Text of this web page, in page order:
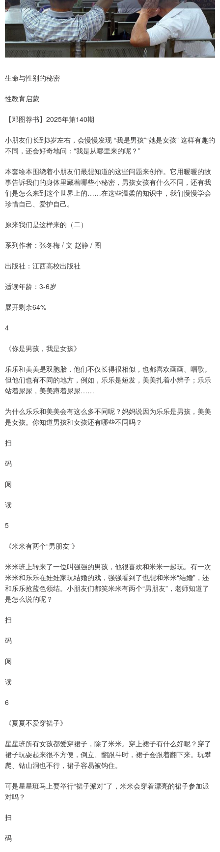
生命与性别的秘密
性教育启蒙
【邓图荐书】2025年第140期
小朋友们长到3岁左右，会慢慢发现 “我是男孩”“她是女孩” 这样有趣的
不同，还会好奇地问：“我是从哪里来的呢？”
本套绘本围绕着小朋友们最想知道的这些问题来创作。它用暖暖的故
事告诉我们的身体里藏着哪些小秘密，男孩女孩有什么不同，还有我
们是怎么来到这个世界上的……在这些温柔的知识中，我们慢慢学会
珍惜自己、爱护自己。
原来我们是这样来的（二）
系列作者：张冬梅 / 文 赵静 / 图
出版社：江西高校出版社
适读年龄：3-6岁
展开剩余64%
4
《你是男孩，我是女孩》
乐乐和美美是双胞胎，他们不仅长得很相似，也都喜欢画画、唱歌。
但他们也有不同的地方，例如，乐乐是短发，美美扎着小辫子；乐乐
站着尿尿，美美蹲着尿尿……
为什么乐乐和美美会有这么多不同呢？妈妈说因为乐乐是男孩，美美
是女孩。你知道男孩和女孩还有哪些不同吗？
扫
码
阅
读
5
《米米有两个“男朋友”》
米米班上转来了一位叫强强的男孩，他很喜欢和米米一起玩。有一次
米米和乐乐在娃娃家玩结婚的戏，强强看到了也想和米米“结婚”，还
和乐乐抢蓝色领结。小朋友们都笑米米有两个“男朋友”，老师知道了
是怎么说的呢？
扫
码
阅
读
6
《夏夏不爱穿裙子》
星星班所有女孩都爱穿裙子，除了米米。穿上裙子有什么好呢？穿了
裙子玩耍起来很不方便，倒立、翻跟斗时，裙子会跟着翻下来。玩攀
爬、钻山洞也不行，裙子容易被钩住。
可是星星班马上要举行“裙子派对”了，米米会穿着漂亮的裙子参加派
对吗？
扫
码